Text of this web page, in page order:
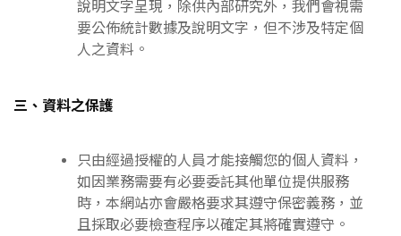
說明文字呈現，除供內部研究外，我們會視需
要公佈統計數據及說明文字，但不涉及特定個
人之資料。
三、資料之保護
只由經過授權的人員才能接觸您的個人資料，
如因業務需要有必要委託其他單位提供服務
時，本網站亦會嚴格要求其遵守保密義務，並
且採取必要檢查程序以確定其將確實遵守。